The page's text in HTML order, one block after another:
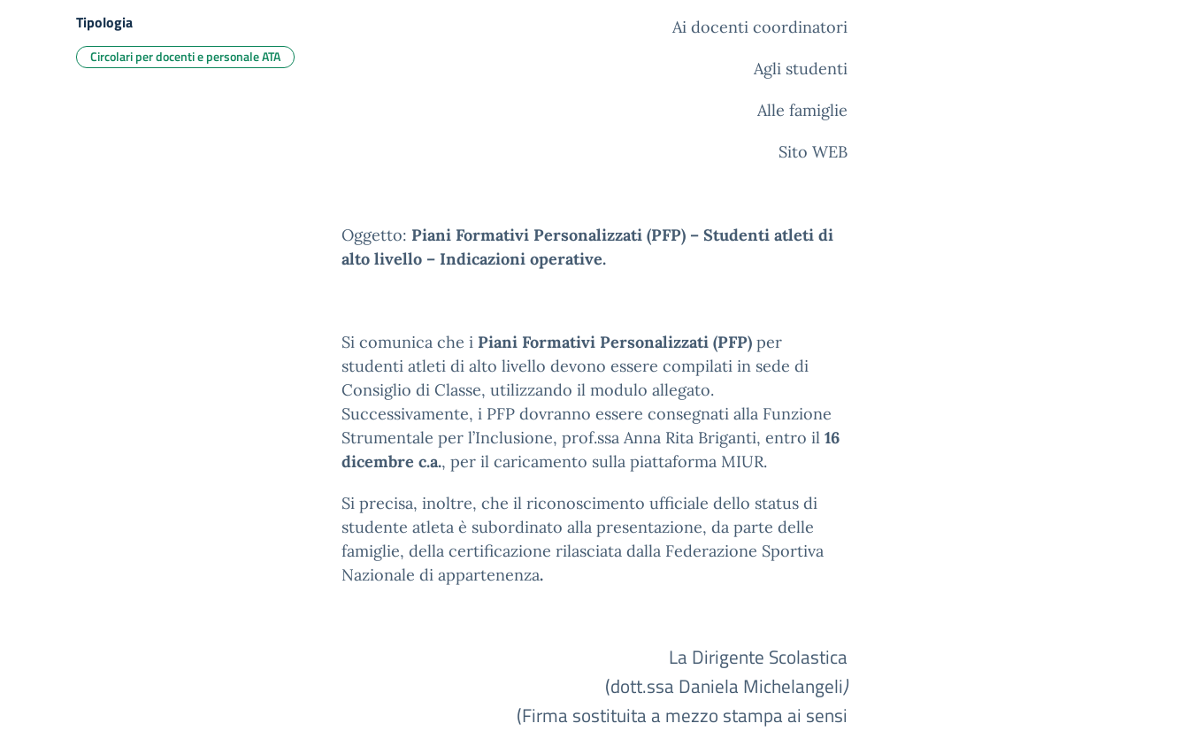
Ai docenti coordinatori
Agli studenti
Alle famiglie
Sito WEB
Oggetto: Piani Formativi Personalizzati (PFP) – Studenti atleti di
alto livello – Indicazioni operative.
Si comunica che i Piani Formativi Personalizzati (PFP) per
studenti atleti di alto livello devono essere compilati in sede di
Consiglio di Classe, utilizzando il modulo allegato.
Successivamente, i PFP dovranno essere consegnati alla Funzione
Strumentale per l’Inclusione, prof.ssa Anna Rita Briganti, entro il 16
dicembre c.a., per il caricamento sulla piattaforma MIUR.
Si precisa, inoltre, che il riconoscimento ufficiale dello status di
studente atleta è subordinato alla presentazione, da parte delle
famiglie, della certificazione rilasciata dalla Federazione Sportiva
Nazionale di appartenenza.
La Dirigente Scolastica
(dott.ssa Daniela Michelangeli)
(Firma sostituita a mezzo stampa ai sensi
Tipologia
Circolari per docenti e personale ATA